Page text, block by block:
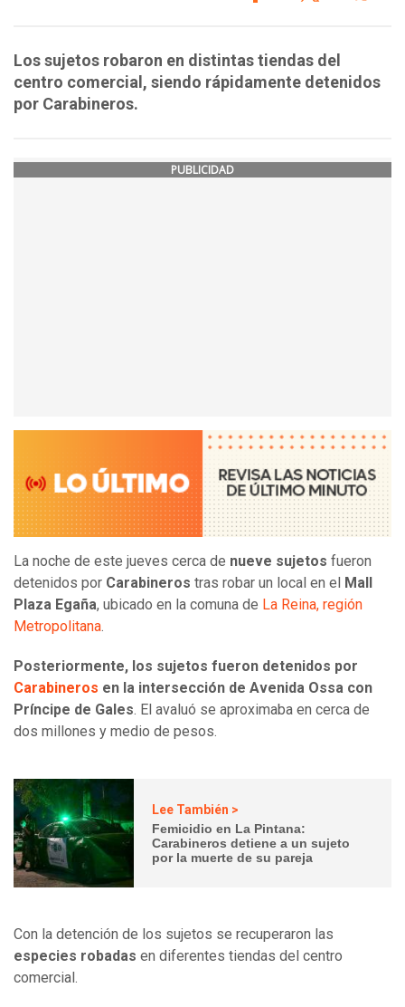
Los sujetos robaron en distintas tiendas del
centro comercial, siendo rápidamente detenidos
por Carabineros.
PUBLICIDAD
La noche de este jueves cerca de nueve sujetos fueron
detenidos por Carabineros tras robar un local en el
Mall
Plaza Egaña, ubicado en la comuna de La Reina, región
Metropolitana.
Posteriormente, los sujetos fueron detenidos por
Carabineros en la intersección de Avenida Ossa con
Príncipe de Gales. El avaluó se aproximaba en cerca de
dos millones y medio de pesos.
Lee También >
Femicidio en La Pintana:
Carabineros detiene a un sujeto
por la muerte de su pareja
Con la detención de los sujetos se recuperaron las
especies robadas en diferentes tiendas del centro
comercial.